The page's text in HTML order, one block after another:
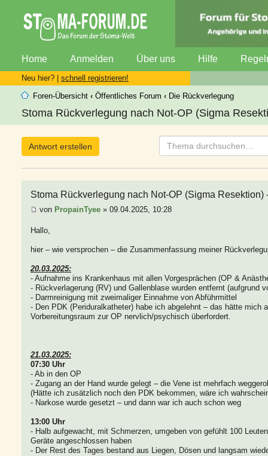
Home Anmelden Über uns Hilfe
Neu hier? | schnell registrieren!
Foren-Übersicht ‹ Öffentliches Forum ‹ Die Rückverlegung
Stoma Rückverlegung nach Not-OP (Sigma
Antwort erstellen
Stoma Rückverlegung nach Not-OP (Sigma Resektion)
von PropainTyee » 09.04.2025, 10:28
Hallo,
hier – wie versprochen – die Zusammenfassung meiner
20.03.2025:
- Aufnahme ins Krankenhaus mit allen Vorgesprächen (OP &
- Rückverlagerung (RV) und Gallenblase wurden entfernt (aufgrund
- Darmreinigung mit zweimaliger Einnahme von Abführmittel
- Den PDK (Periduralkatheter) habe ich abgelehnt – das hätte mich
Vorbereitungsraum zur OP nervlich/psychisch überfordert.
21.03.2025:
07:30 Uhr
- Ab in den OP
- Zugang an der Hand wurde gelegt – die Vene ist mehrfach
(Hätte ich zusätzlich noch den PDK bekommen, wäre ich
- Narkose wurde gesetzt – und dann war ich auch schon weg
13:00 Uhr
- Halb aufgewacht, mit Schmerzen, umgeben von gefühlt 100
Geräte angeschlossen haben
- Der Rest des Tages bestand aus Liegen, Dösen und langsam